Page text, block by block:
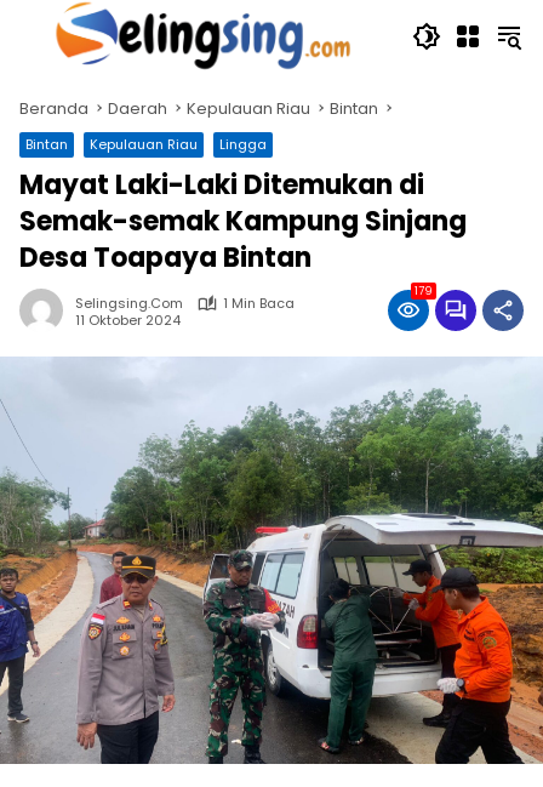
Langsung
Beranda Daerah Kepulauan Riau Bintan
Bintan Kepulauan Riau Lingga
Mayat Laki-Laki Ditemukan di
Semak-semak Kampung Sinjang
Desa Toapaya Bintan
Selingsing.com
1 Min Baca
11 Oktober 2024
179